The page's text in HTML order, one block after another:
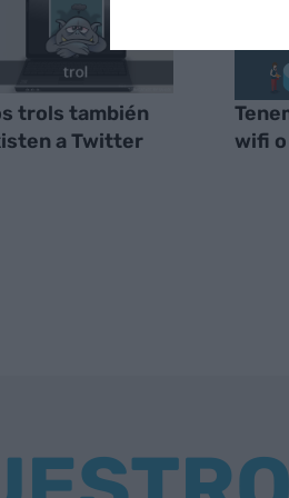
trols también
a Twitter
wifi